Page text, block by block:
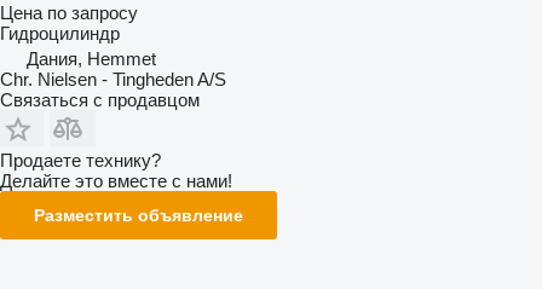
Цена по запросу
Гидроцилиндр
Дания, Hemmet
Chr. Nielsen - Tingheden A/S
Связаться с продавцом
Продаете технику?
Делайте это вместе с нами!
Разместить объявление